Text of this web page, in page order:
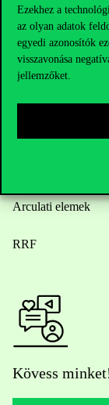
Ezekhez a
az olyan adatok
egyedi azonosítók
visszavonása
jellemzőket.
Nyitvatartás
Arculati elemek
RRF
Kövess